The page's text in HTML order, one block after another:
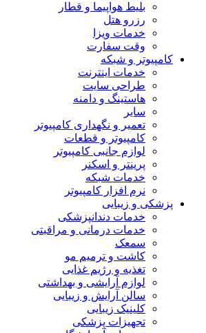
بلیط هواپیما و قطار
رزرو هتل
خدمات ویزا
وقت سفارت
کامپیوتر و شبکه
خدمات اینترنت
طراحی سایت
هاستینگ و دامنه
سایر
تعمیر و نگهداری کامپیوتر
کامپیوتر و قطعات
لوازم جانبی کامپیوتر
پرینتر و اسکنر
خدمات شبکه
نرم افزار کامپیوتر
پزشکی و زیبایی
خدمات دندانپزشکی
خدمات درمانی و مراقبتی
سمعک
کاشت و ترمیم مو
تغذیه و رژیم غذایی
لوازم آرایشی و بهداشتی
سالن آرایش و زیبایی
کلینیک زیبایی
تجهیزات پزشکی